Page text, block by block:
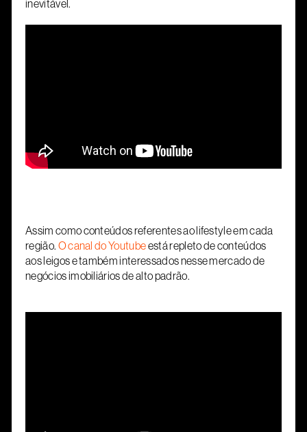
inevitável.
Assim como conteúdos referentes ao lifestyle em cada
região. O canal do Youtubeestá repleto de conteúdos
aos leigos e também interessados nesse mercado de
negócios imobiliários de alto padrão.